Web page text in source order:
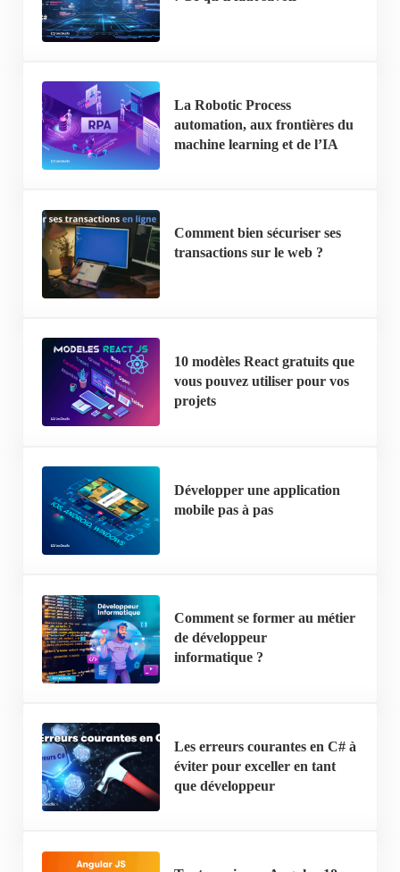
La Robotic Process
automation, aux frontières du
machine learning et de l’IA
Comment bien sécuriser ses
transactions sur le web ?
10 modèles React gratuits que
vous pouvez utiliser pour vos
projets
Développer une application
mobile pas à pas
Comment se former au métier
de développeur
informatique ?
Les erreurs courantes en C# à
éviter pour exceller en tant
que développeur